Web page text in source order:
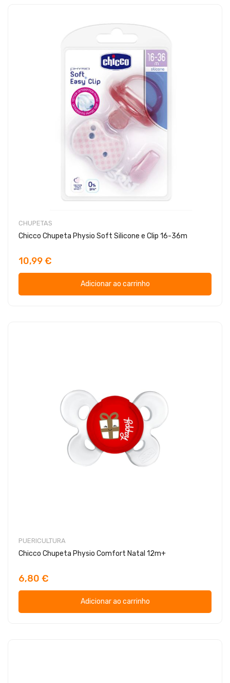
CHUPETAS
Chicco Chupeta Physio Soft Silicone e Clip 16-36m
10,99 €
Adicionar ao carrinho
PUERICULTURA
Chicco Chupeta Physio Comfort Natal 12m+
6,80 €
Adicionar ao carrinho